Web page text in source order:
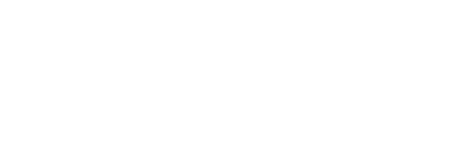
dem Hause MF. In einem sehr exklusiven Maschinentest konnten wir